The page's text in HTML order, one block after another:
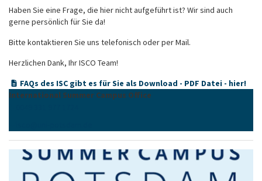
Haben Sie eine Frage, die hier nicht aufgeführt ist? Wir sind auch
gerne persönlich für Sie da!
Bitte kontaktieren Sie uns telefonisch oder per Mail.
Herzlichen Dank, Ihr ISCO Team!
FAQs des ISC gibt es für Sie als Download - PDF Datei - hier!
International Summer Campus Office